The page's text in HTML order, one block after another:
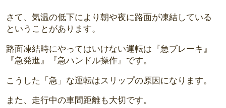
さて、気温の低下により朝や夜に路面が凍結している
ということがあります。
路面凍結時にやってはいけない運転は『急ブレーキ』
『急発進』『急ハンドル操作』です。
こうした「急」な運転はスリップの原因になります。
また、走行中の車間距離も大切です。